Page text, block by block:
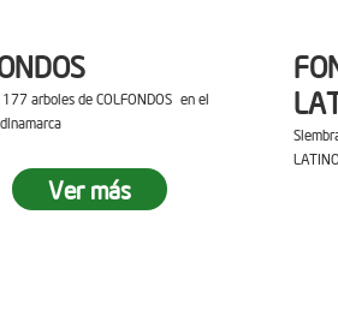
arboles de COLFONDOS en el
Ver más